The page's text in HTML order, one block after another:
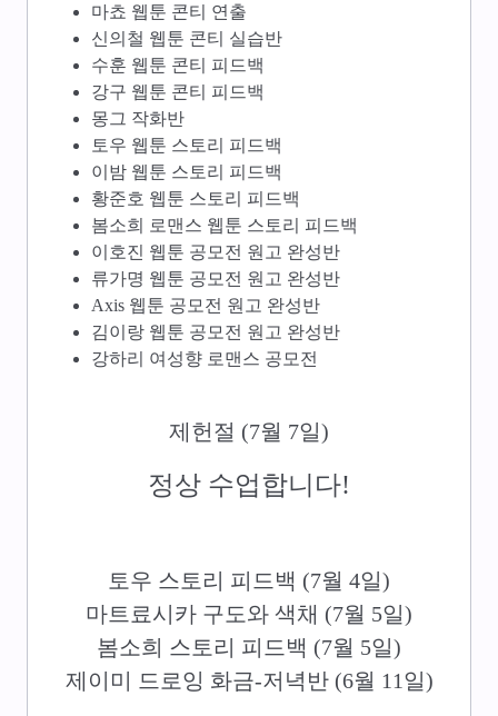
마쵸 웹툰 콘티 연출
신의철 웹툰 콘티 실습반
수훈 웹툰 콘티 피드백
강구 웹툰 콘티 피드백
몽그 작화반
토우 웹툰 스토리 피드백
이밤 웹툰 스토리 피드백
황준호 웹툰 스토리 피드백
봄소희 로맨스 웹툰 스토리 피드백
이호진 웹툰 공모전 원고 완성반
류가명 웹툰 공모전 원고 완성반
Axis 웹툰 공모전 원고 완성반
김이랑 웹툰 공모전 원고 완성반
강하리 여성향 로맨스 공모전
제헌절 (7월 7일)
정상 수업합니다!
토우 스토리 피드백 (7월 4일)
마트료시카 구도와 색채 (7월 5일)
봄소희 스토리 피드백 (7월 5일)
제이미 드로잉 화금-저녁반 (6월 11일)